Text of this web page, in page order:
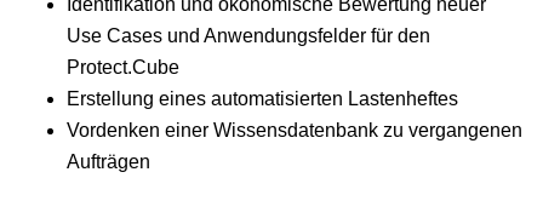
Use Cas­es und Anwen­dungs­felder für den
Protect.Cube
Erstel­lung eines automa­tisierten Lastenheftes
Vor­denken ein­er Wis­sens­daten­bank zu ver­gan­genen
Aufträgen